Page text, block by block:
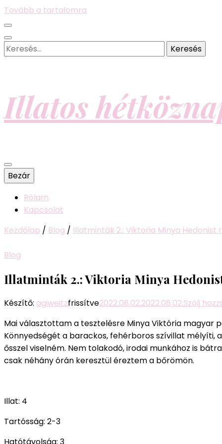
Tovább a tartalomra
Keresés:
Illatos
Bezár
Rólam
Kapcsolat
Kezdőlap / Blog / Illatminták 2.: Viktoria Minya Hedonist
Blog
Illatminták 2.: Viktoria Minya
Készítő: agiweitzfrissítve2022.08.02.2022.08.02.Szólj
Mai választottam a tesztelésre Minya Viktória magyar
Könnyedségét a barackos, fehérboros szívillat mélyíti,
ősszel viselném. Nem tolakodó, irodai munkához is
csak néhány órán keresztül éreztem a bőrömön.
Illat: 4
Tartósság: 2-3
Hatótávolság: 3